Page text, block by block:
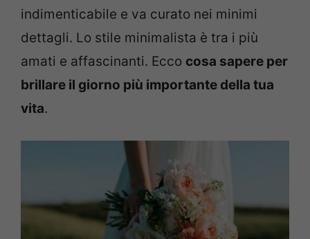
indimenticabile e va curato nei minimi
dettagli. Lo stile minimalista è tra i più
amati e affascinanti. Ecco cosa sapere per
brillare il giorno più importante della tua
vita.